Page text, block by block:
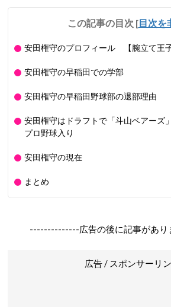
この記事の目次 [目次を
安田権守のプロフィール 【腕立て王
安田権守の早稲田での学部
安田権守の早稲田野球部の退部理由
安田権守はドラフトで「斗山ベアーズ
プロ野球入り
安田権守の現在
まとめ
--------------広告の後に記事があ
広告 / スポンサーリ